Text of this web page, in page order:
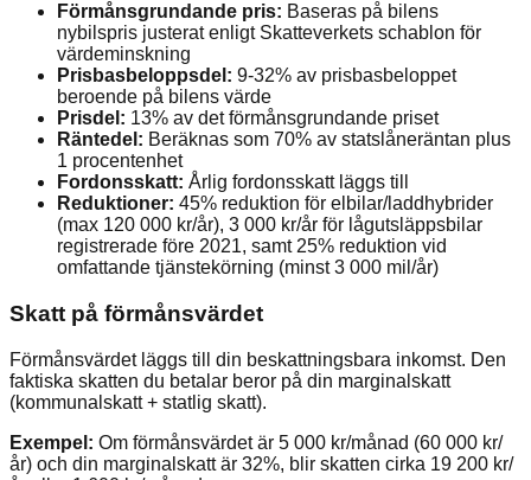
Förmånsgrundande pris: Baseras på bilens
nybilspris justerat enligt Skatteverkets schablon för
värdeminskning
Prisbasbeloppsdel: 9-32% av prisbasbeloppet
beroende på bilens värde
Prisdel: 13% av det förmånsgrundande priset
Räntedel: Beräknas som 70% av statslåneräntan plus
1 procentenhet
Fordonsskatt: Årlig fordonsskatt läggs till
Reduktioner: 45% reduktion för elbilar/laddhybrider
(max 120 000 kr/år), 3 000 kr/år för lågutsläppsbilar
registrerade före 2021, samt 25% reduktion vid
omfattande tjänstekörning (minst 3 000 mil/år)
Skatt på förmånsvärdet
Förmånsvärdet läggs till din beskattningsbara inkomst. Den
faktiska skatten du betalar beror på din marginalskatt
(kommunalskatt + statlig skatt).
Exempel: Om förmånsvärdet är 5 000 kr/månad (60 000 kr/
år) och din marginalskatt är 32%, blir skatten cirka 19 200 kr/